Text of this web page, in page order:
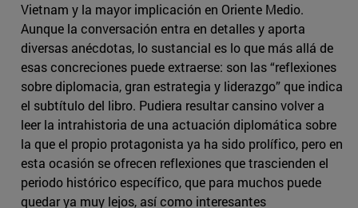
Vietnam y la mayor implicación en Oriente Medio.
Aunque la conversación entra en detalles y aporta
diversas anécdotas, lo sustancial es lo que más allá de
esas concreciones puede extraerse: son las “reflexiones
sobre diplomacia, gran estrategia y liderazgo” que indica
el subtítulo del libro. Pudiera resultar cansino volver a
leer la intrahistoria de una actuación diplomática sobre
la que el propio protagonista ya ha sido prolífico, pero en
esta ocasión se ofrecen reflexiones que trascienden el
periodo histórico específico, que para muchos puede
quedar ya muy lejos, así como interesantes